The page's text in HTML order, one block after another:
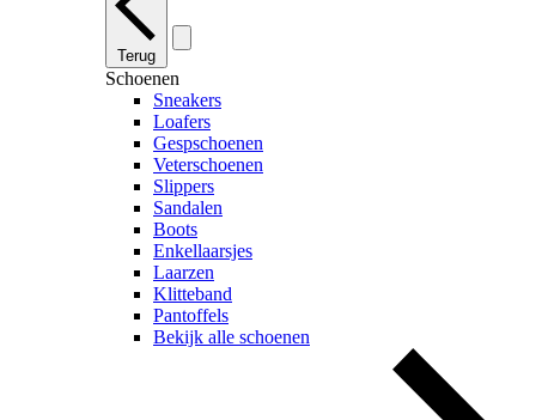
Terug
Schoenen
Sneakers
Loafers
Gespschoenen
Veterschoenen
Slippers
Sandalen
Boots
Enkellaarsjes
Laarzen
Klitteband
Pantoffels
Bekijk alle schoenen